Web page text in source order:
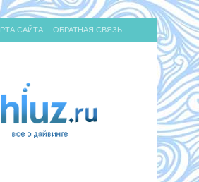
САЙТА ОБРАТНАЯ СВЯЗЬ